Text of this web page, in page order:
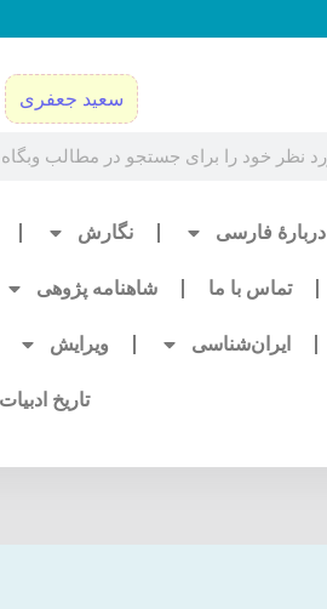
سعید جعفری
دربارۀ فارسی نگارش
تماس با ما شاهنامه پژوهی
ایران‌شناسی ویرایش
تاریخ